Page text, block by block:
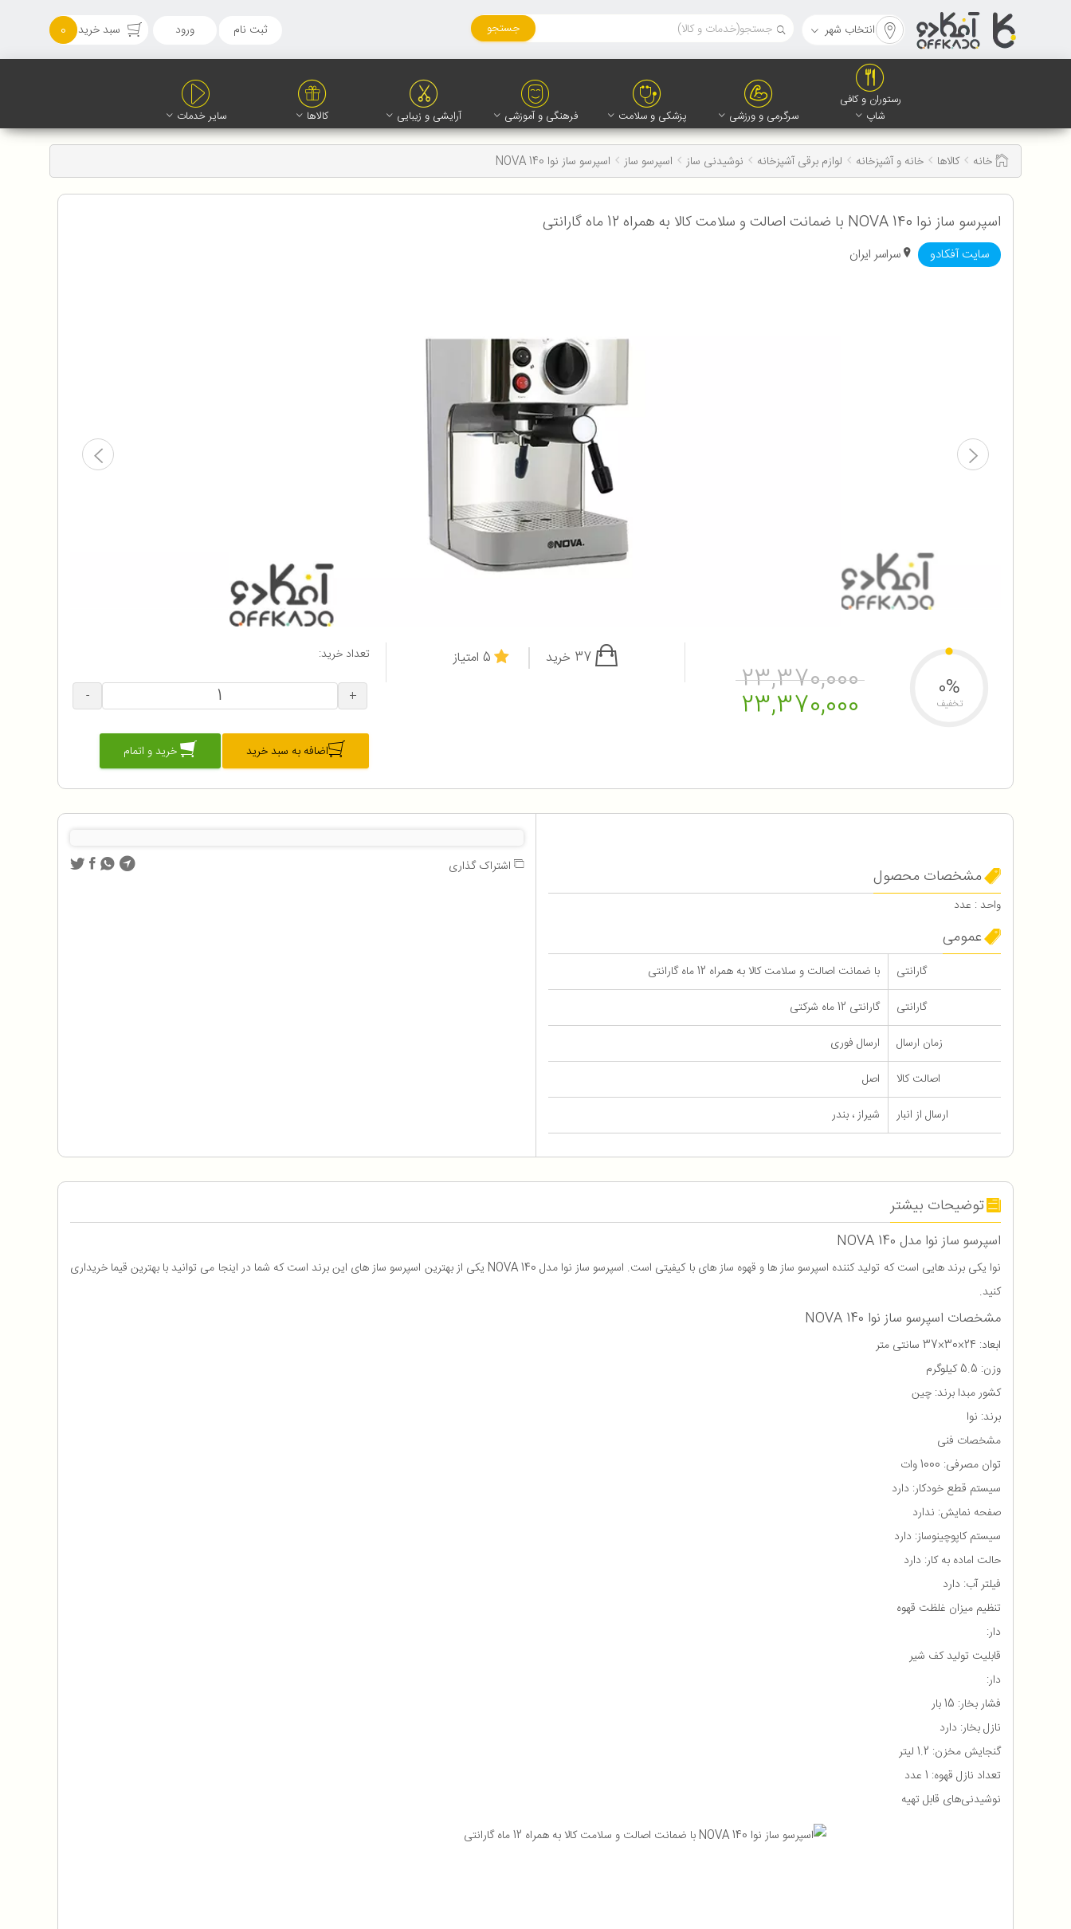
انتخاب شهر جستجو ثبت نام ورود سبد خرید 0
رستوران و کافی
شاپ
سرگرمی و ورزشی پزشکی و سلامت فرهنگی و آموزشی آرایشی و زیبایی کالاها سایر خدمات
خانه کالاها خانه و آشپزخانه لوازم برقی آشپزخانه نوشیدنی ساز اسپرسو ساز اسپرسو ساز نوا NOVA 140
اسپرسو ساز نوا NOVA 140 با ضمانت اصالت و سلامت کالا به همراه 12 ماه گارانتی
سایت آفکادو سراسر ایران
23,370,000
23,370,000 0%
تخفیف
5 امتیاز تعداد خرید:
+
-
اضافه به سبد خرید خرید و اتمام
مشخصات محصول
واحد : عدد
عمومی
گارانتی
با ضمانت اصالت و سلامت کالا به همراه 12 ماه گارانتی
گارانتی
گارانتی 12 ماه شرکتی
زمان ارسال
ارسال فوری
اصالت کالا
اصل
ارسال از انبار
شیراز ، بندر
اشتراک گذاری
توضیحات بیشتر
اسپرسو ساز نوا مدل NOVA 140
نوا یکی برند هایی است که تولید کننده اسپرسو ساز ها و قهوه ساز های با کیفیتی است. اسپرسو ساز نوا مدل NOVA 140 یکی از بهترین اسپرسو ساز های این برند است که شما در اینجا می توانید با بهترین قیما خریداری
کنید.
مشخصات اسپرسو ساز نوا NOVA 140
ابعاد: 24×30×37 سانتی متر
وزن: 5.5 کیلوگرم
کشور مبدا برند: چین
برند: نوا
مشخصات فنی
توان مصرفی: 1000 وات
سیستم قطع خودکار: دارد
صفحه نمایش: ندارد
سیستم کاپوچینوساز: دارد
حالت اماده به کار: دارد
فیلتر آب: دارد
تنظیم میزان غلظت قهوه
دار:
قابلیت تولید کف شیر
دار:
فشار بخار: 15 بار
نازل بخار: دارد
گنجایش مخزن: 1.2 لیتر
تعداد نازل قهوه: 1 عدد
نوشیدنی‌های قابل تهیه